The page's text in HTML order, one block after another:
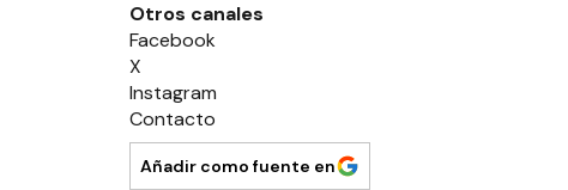
Otros canales
Facebook
X
Instagram
Contacto
Añadir como fuente en